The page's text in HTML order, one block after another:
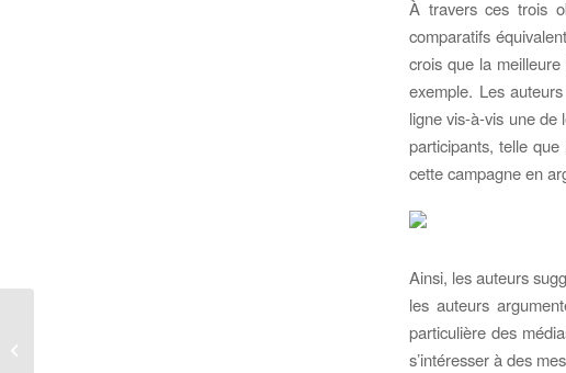
À travers ces trois
comparatifs
crois que la meilleure
exemple. Les
ligne vis-à-vis une de
participants, telle
cette campagne en
Ainsi, les auteurs
les auteurs
particulière des
s’intéresser à des